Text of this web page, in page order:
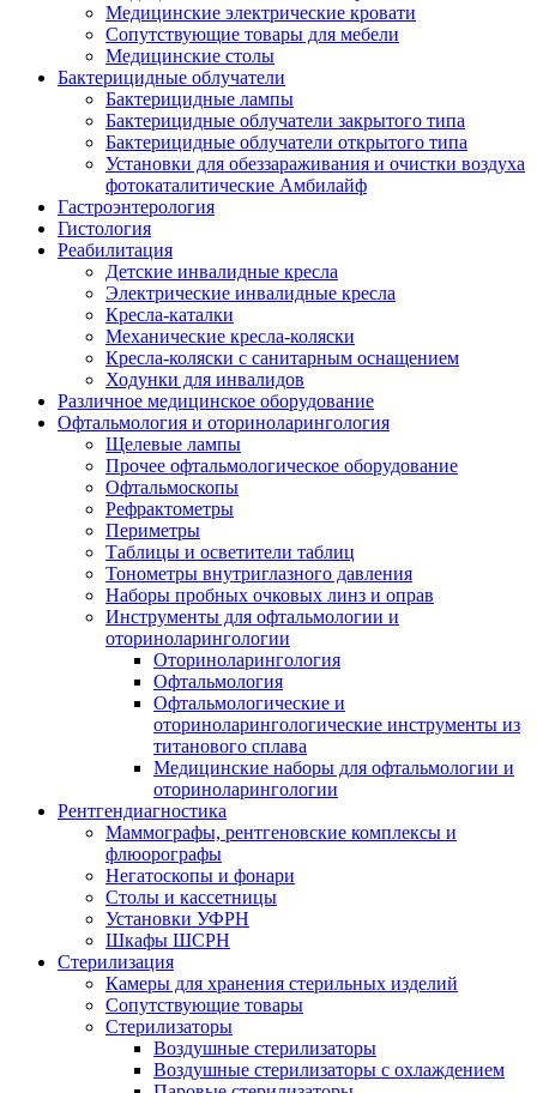
Медицинские электрические кровати
Сопутствующие товары для мебели
Медицинские столы
Бактерицидные облучатели
Бактерицидные лампы
Бактерицидные облучатели закрытого типа
Бактерицидные облучатели открытого типа
Установки для обеззараживания и очистки воздуха
фотокаталитические Амбилайф
Гастроэнтерология
Гистология
Реабилитация
Детские инвалидные кресла
Электрические инвалидные кресла
Кресла-каталки
Механические кресла-коляски
Кресла-коляски с санитарным оснащением
Ходунки для инвалидов
Различное медицинское оборудование
Офтальмология и оториноларингология
Щелевые лампы
Прочее офтальмологическое оборудование
Офтальмоскопы
Рефрактометры
Периметры
Таблицы и осветители таблиц
Тонометры внутриглазного давления
Наборы пробных очковых линз и оправ
Инструменты для офтальмологии и
оториноларингологии
Оториноларингология
Офтальмология
Офтальмологические и
оториноларингологические инструменты из
титанового сплава
Медицинские наборы для офтальмологии и
оториноларингологии
Рентгендиагностика
Маммографы, рентгеновские комплексы и
флюорографы
Негатоскопы и фонари
Столы и кассетницы
Установки УФРН
Шкафы ШСРН
Стерилизация
Камеры для хранения стерильных изделий
Сопутствующие товары
Стерилизаторы
Воздушные стерилизаторы
Воздушные стерилизаторы с охлаждением